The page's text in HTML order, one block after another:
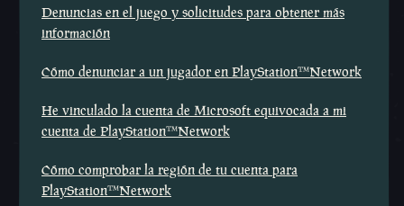
Denuncias en el juego y solicitudes para obtener más
información
Cómo denunciar a un jugador en PlayStation™Network
He vinculado la cuenta de Microsoft equivocada a mi
cuenta de PlayStation™Network
Cómo comprobar la región de tu cuenta para
PlayStation™Network